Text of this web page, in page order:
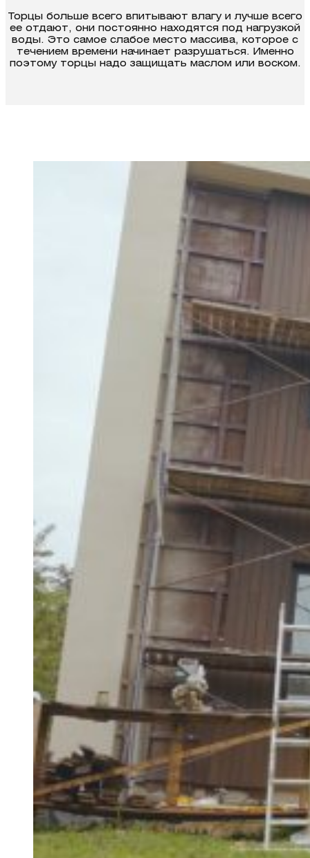
Торцы больше всего впитывают влагу и лучше всего
ее отдают, они постоянно находятся под нагрузкой
воды. Это самое слабое место массива, которое с
течением времени начинает разрушаться. Именно
поэтому торцы надо защи­щать маслом или воском.